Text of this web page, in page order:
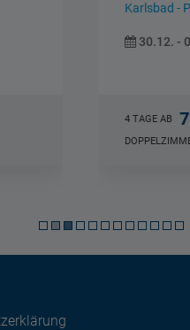
- Pilsen inkl. Mittagessen in...
- 02.01.2027 (4 Tage)